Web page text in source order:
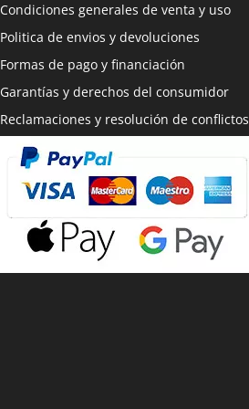
Condiciones generales de venta y uso
Politica de envios y devoluciones
Formas de pago y financiación
Garantías y derechos del consumidor
Reclamaciones y resolución de conflictos